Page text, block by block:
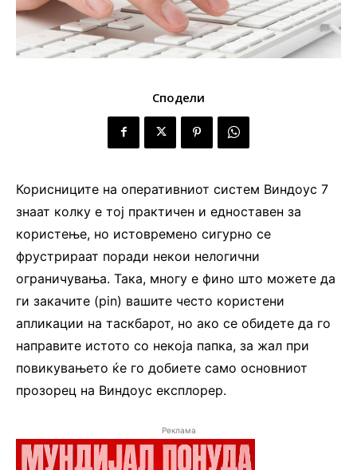
Сподели
Корисниците на оперативниот систем Виндоус 7
знаат колку е тој практичен и едноставен за
користење, но истовремено сигурно се
фрустрираат поради некои нелогични
ограничувања. Така, многу е фино што можете да
ги закачите (pin) вашите често користени
апликации на таскбарот, но ако се обидете да го
направите истото со некоја папка, за жал при
повикувањето ќе го добиете само основниот
прозорец на Виндоус експлорер.
Реклама